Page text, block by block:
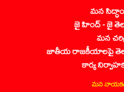
మన
జై హింద్ - జై
మన
జాతీయ రాజకీయాలపై
కార్య
మన